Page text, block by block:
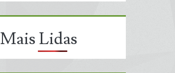
Mais Lidas